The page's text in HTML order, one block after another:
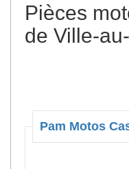
Pièces
de Ville-
Pam Motos